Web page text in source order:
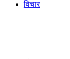
विचार